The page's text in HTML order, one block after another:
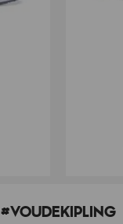
#VOUDEKIPLING